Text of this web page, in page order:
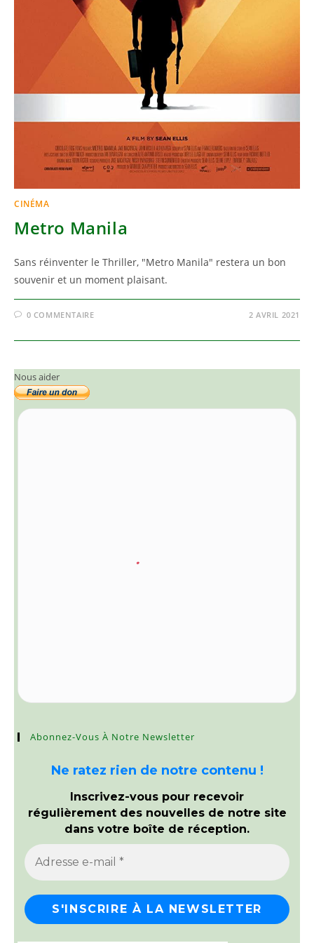
CINÉMA
Metro Manila
Sans réinventer le Thriller, "Metro Manila" restera un bon
souvenir et un moment plaisant.
0 COMMENTAIRE 2 AVRIL 2021
Nous aider
Abonnez-Vous À Notre Newsletter
Ne ratez rien de notre contenu !
Inscrivez-vous pour recevoir
régulièrement des nouvelles de notre site
dans votre boîte de réception.